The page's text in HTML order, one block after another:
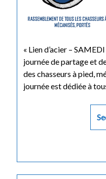
« Lien d’acier –
journée de partage et
des chasseurs à pied,
journée est dédiée à